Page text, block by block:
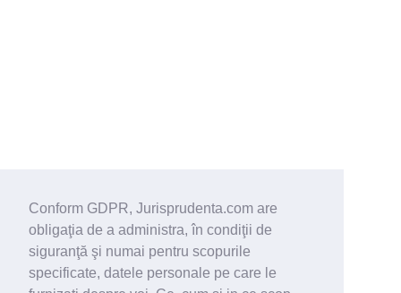
Conform GDPR, Jurisprudenta.com are
obligaţia de a administra, în condiţii de
siguranţă şi numai pentru scopurile
specificate, datele personale pe care le